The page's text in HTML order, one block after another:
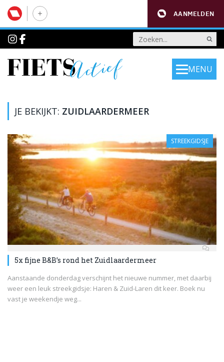
AANMELDEN
MENU
JE BEKIJKT: ZUIDLAARDERMEER
STREEKGIDSJE
5x fijne B&B’s rond het Zuidlaardermeer
Aanstaande donderdag verschijnt het nieuwe nummer, met daarbij
weer een leuk streekgidsje: Haren & Zuid-Laren dit keer. Boek nu
vast je weekendje weg...